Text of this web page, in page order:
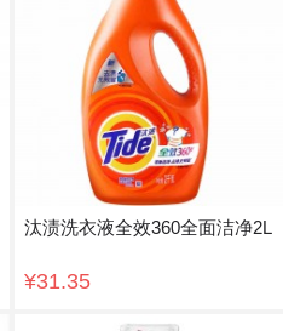
汰渍洗衣液全效360全面洁净2L
¥31.35